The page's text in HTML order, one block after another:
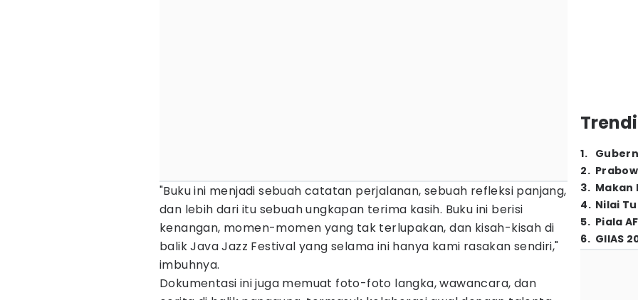
"Buku ini menjadi sebuah catatan perjalanan, sebuah refleksi panjang,
dan lebih dari itu sebuah ungkapan terima kasih. Buku ini berisi
kenangan, momen-momen yang tak terlupakan, dan kisah-kisah di
balik Java Jazz Festival yang selama ini hanya kami rasakan sendiri,"
imbuhnya.
Dokumentasi ini juga memuat foto-foto langka, wawancara, dan
1.
2.
3. Makan
4. Nilai
5. Piala
6. GIIAS